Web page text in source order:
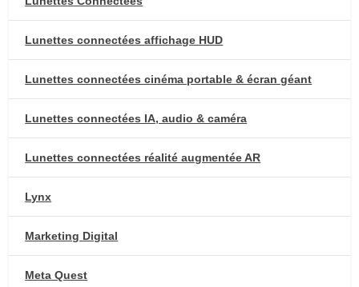
Lunettes connectées affichage HUD
Lunettes connectées cinéma portable & écran géant
Lunettes connectées IA, audio & caméra
Lunettes connectées réalité augmentée AR
Lynx
Marketing Digital
Meta Quest